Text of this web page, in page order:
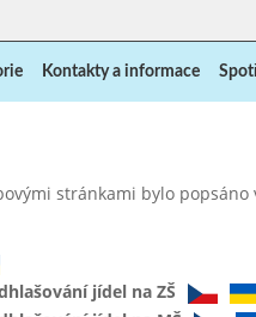
Kontakty a informace
stránkami bylo
jídel na ZŠ